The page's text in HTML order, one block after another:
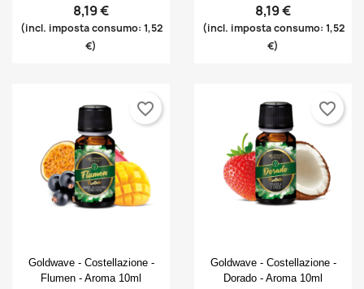
8,19 €
(incl. imposta consumo: 1,52
€)
8,19 €
(incl. imposta consumo: 1,52
€)
Anteprima
Goldwave - Costellazione -
Flumen - Aroma 10ml
favorite_border
Anteprima
Goldwave - Costellazione -
Dorado - Aroma 10ml
favorite_border